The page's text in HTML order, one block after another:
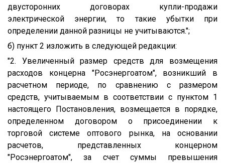
двусторонних договорах купли-продажи
электрической энергии, то такие убытки при
определении данной разницы не учитываются.";
б) пункт 2 изложить в следующей редакции:
"2. Увеличенный размер средств для возмещения
расходов концерна "Росэнергоатом", возникший в
расчетном периоде, по сравнению с размером
средств, учитываемым в соответствии с пунктом 1
настоящего Постановления, возмещается в порядке,
определенном договором о присоединении к
торговой системе оптового рынка, на основании
расчетов, представленных концерном
"Росэнергоатом", за счет суммы превышения